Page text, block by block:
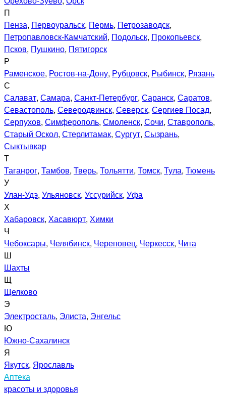
П
Пенза, Первоуральск, Пермь, Петрозаводск,
Петропавловск-Камчатский, Подольск, Прокопьевск,
Псков, Пушкино, Пятигорск
Р
Раменское, Ростов-на-Дону, Рубцовск, Рыбинск, Рязань
С
Салават, Самара, Санкт-Петербург, Саранск, Саратов,
Севастополь, Северодвинск, Северск, Сергиев Посад,
Серпухов, Симферополь, Смоленск, Сочи, Ставрополь,
Старый Оскол, Стерлитамак, Сургут, Сызрань,
Сыктывкар
Т
Таганрог, Тамбов, Тверь, Тольятти, Томск, Тула, Тюмень
У
Улан-Удэ, Ульяновск, Уссурийск, Уфа
Х
Хабаровск, Хасавюрт, Химки
Ч
Чебоксары, Челябинск, Череповец, Черкесск, Чита
Ш
Шахты
Щ
Щелково
Э
Электросталь, Элиста, Энгельс
Ю
Южно-Сахалинск
Я
Якутск, Ярославль
Аптека
красоты и здоровья